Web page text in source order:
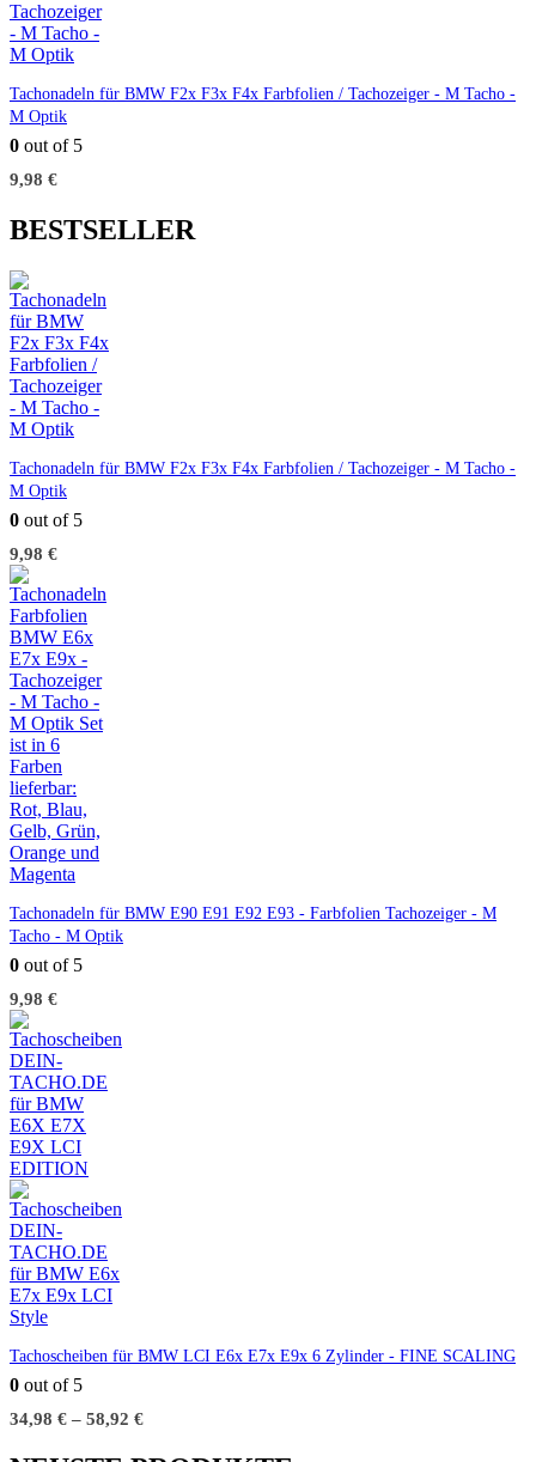
Tachonadeln für BMW F2x F3x F4x Farbfolien / Tachozeiger - M Tacho -
M Optik
0 out of 5
9,98 €
BESTSELLER
Tachonadeln für BMW F2x F3x F4x Farbfolien / Tachozeiger - M Tacho -
M Optik
0 out of 5
9,98 €
Tachonadeln für BMW E90 E91 E92 E93 - Farbfolien Tachozeiger - M
Tacho - M Optik
0 out of 5
9,98 €
Tachoscheiben für BMW LCI E6x E7x E9x 6 Zylinder - FINE SCALING
0 out of 5
34,98 € – 58,92 €